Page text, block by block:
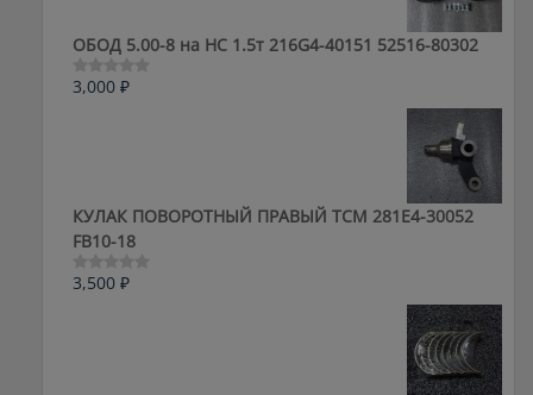
ОБОД 5.00-8 на HC 1.5т 216G4-40151 52516-80302
Оценка
3,000 ₽
КУЛАК ПОВОРОТНЫЙ ПРАВЫЙ ТСМ 281E4-30052
FB10-18
Оценка
3,500 ₽